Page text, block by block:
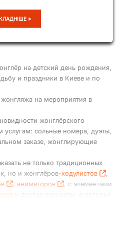
»
на детский день рождения,
и праздники в Киеве и по
на мероприятия в
жонглёрского
сольные номера, дуэты,
заказе, жонглирующие
не только традиционных
но и жонглёров-ходулистов
,
,аниматоров
, с элементами